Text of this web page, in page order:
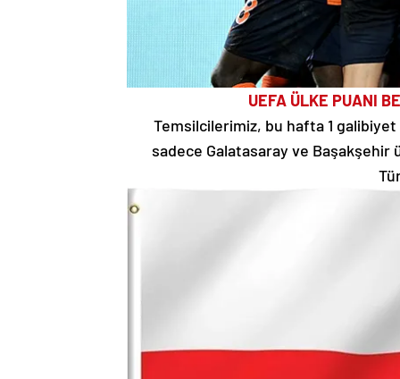
UEFA ÜLKE PUANI
Temsilcilerimiz, bu hafta 1
sadece Galatasaray ve Başakşehir